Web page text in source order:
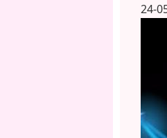
24-